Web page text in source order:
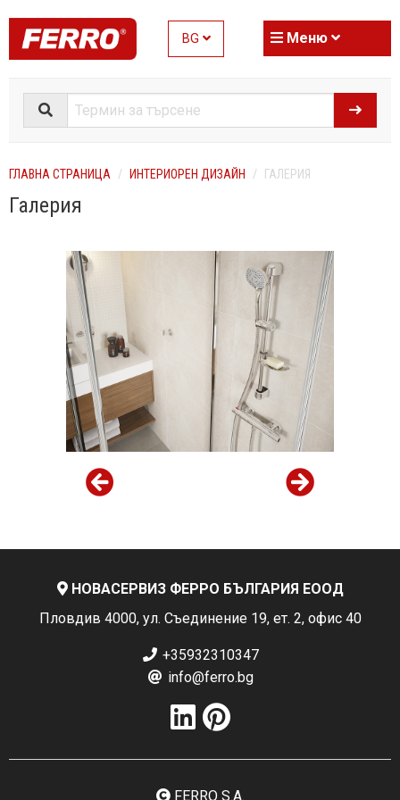
BG Меню
ГЛАВНА СТРАНИЦА ИНТЕРИОРЕН ДИЗАЙН ГАЛЕРИЯ
Галерия
НОВАСЕРВИЗ ФЕРРО БЪЛГАРИЯ ЕООД
Пловдив 4000, ул. Съединение 19, ет. 2, офис 40
+35932310347
info@ferro.bg
FERRO S.A.